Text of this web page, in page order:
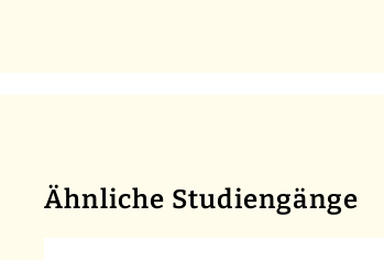
Ähnliche Studiengänge